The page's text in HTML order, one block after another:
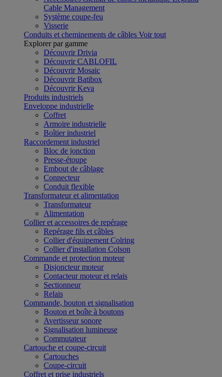
Cable Management
Système coupe-feu
Visserie
Conduits et cheminements de câbles Voir tout
Explorer par gamme
Découvrir Drivia
Découvrir CABLOFIL
Découvrir Mosaic
Découvrir Batibox
Découvrir Keva
Produits industriels
Enveloppe industrielle
Coffret
Armoire industrielle
Boîtier industriel
Raccordement industriel
Bloc de jonction
Presse-étoupe
Embout de câblage
Connecteur
Conduit flexible
Transformateur et alimentation
Transformateur
Alimentation
Collier et accessoires de repérage
Repérage fils et câbles
Collier d'équipement Colring
Collier d'installation Colson
Commande et protection moteur
Disjoncteur moteur
Contacteur moteur et relais
Sectionneur
Relais
Commande, bouton et signalisation
Bouton et boîte à boutons
Avertisseur sonore
Signalisation lumineuse
Commutateur
Cartouche et coupe-circuit
Cartouches
Coupe-circuit
Coffret et prise industriels